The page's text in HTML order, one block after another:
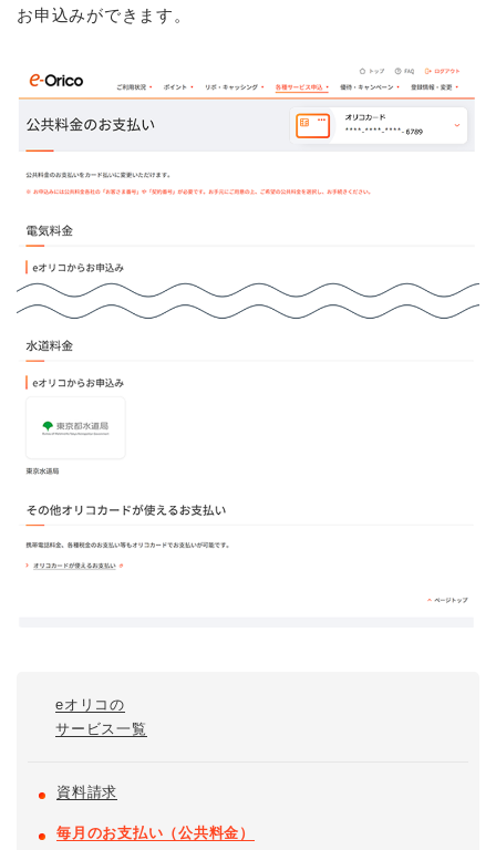
お申込みができます。
eオリコの
サービス一覧
資料請求
毎月のお支払い（公共料金）